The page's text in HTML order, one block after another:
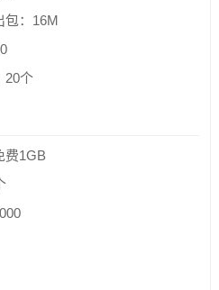
包：16M
20个
费1GB